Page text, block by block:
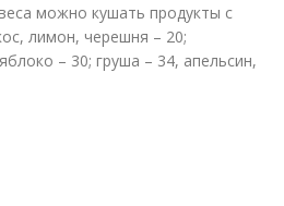
можно кушать продукты с
лимон, черешня – 20;
– 30; груша – 34, апельсин,